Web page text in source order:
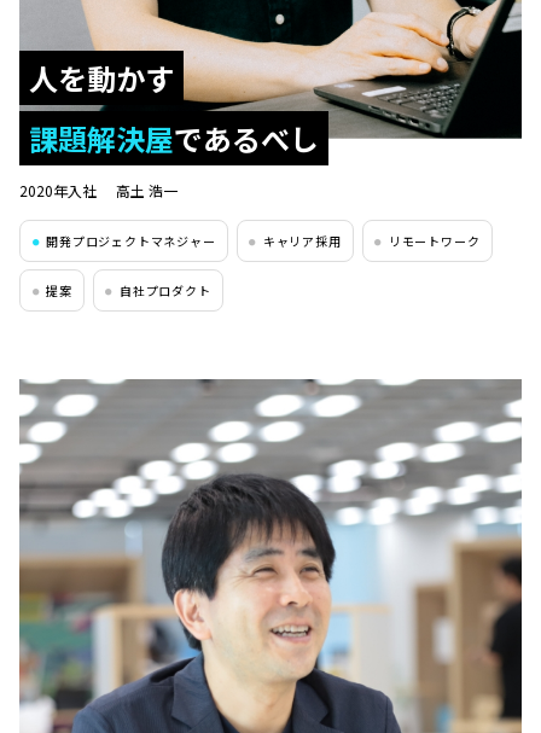
人を動かす
課題解決屋であるべし
2020年入社 高土 浩一
● 開発プロジェクトマネジャー ● キャリア採用 ● リモートワーク
● 提案 ● 自社プロダクト